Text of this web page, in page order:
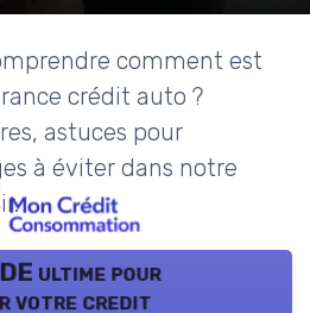
comment est
crédit auto ?
astuces pour
à éviter dans notre
ultime pour
votre credit